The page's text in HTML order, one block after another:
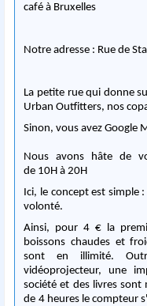
café à Bruxelles
Notre adresse : Rue de
La petite rue qui donne
Urban Outfitters, nos
Sinon, vous avez Google
Nous avons hâte de
de 10H à 20H
Ici, le concept est simple
volonté.
Ainsi, pour 4 € la
boissons chaudes et
sont en illimité.
vidéoprojecteur, une
société et des livres sont
de 4 heures le compteur